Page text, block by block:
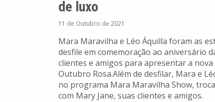
de luxo
11 de Outubro de 2021
Mara Maravilha e Léo Áquilla foram as
desfile em comemoração ao aniversário
clientes e amigos para apresentar a
Outubro Rosa.Além de desfilar, Mara e
no programa Mara Maravilha Show,
com Mary Jane, suas clientes e amigos.